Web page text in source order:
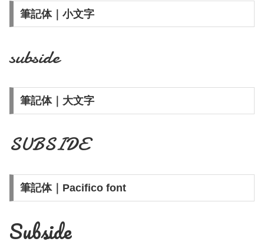
筆記体｜小文字
subside
筆記体｜大文字
SUBSIDE
筆記体｜Pacifico font
Subside